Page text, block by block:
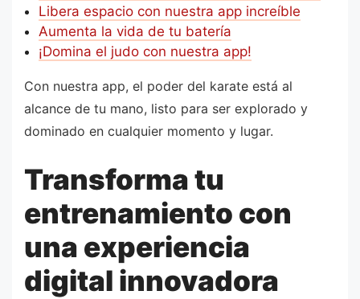
Libera espacio con nuestra app increíble
Aumenta la vida de tu batería
¡Domina el judo con nuestra app!
Con nuestra app, el poder del karate está al
alcance de tu mano, listo para ser explorado y
dominado en cualquier momento y lugar.
Transforma tu
entrenamiento con
una experiencia
digital innovadora